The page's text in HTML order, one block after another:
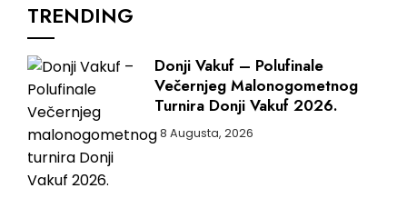
TRENDING
Donji Vakuf – Polufinale
Večernjeg Malonogometnog
Turnira Donji Vakuf 2026.
8 Augusta, 2026